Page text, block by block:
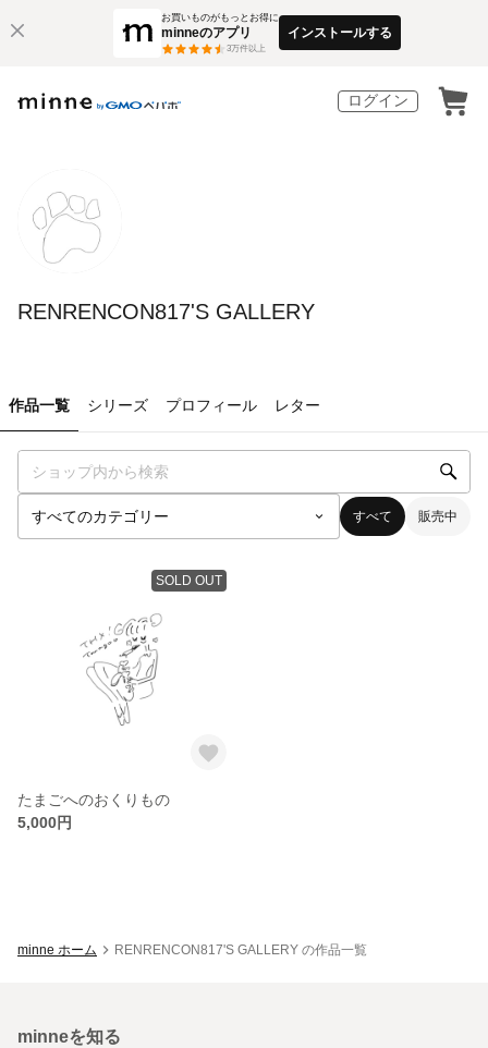
お買いものがもっとお得に
minneのアプリ
3万件以上
インストールする
ログイン
RENRENCON817'S GALLERY
作品一覧 シリーズ プロフィール レター
すべて 販売中
SOLD OUT
たまごへのおくりもの
5,000円
minne ホーム RENRENCON817'S GALLERY の作品一覧
minneを知る